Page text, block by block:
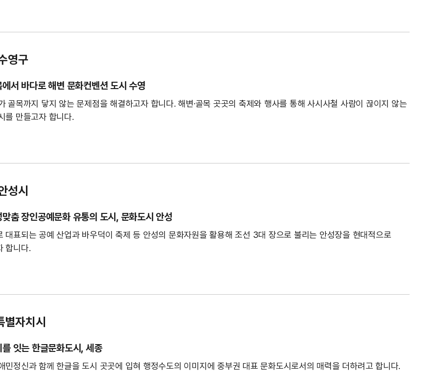
영구
에서 바다로 해변 문화컨벤션 도시 수영
골목까지 닿지 않는 문제점을 해결하고자 합니다. 해변·골목 곳곳의 축제와 행사를 통해 사시사철 사람이 끊이지 않는
를 만들고자 합니다.
성시
맞춤 장인공예문화 유통의 도시, 문화도시 안성
대표되는 공예 산업과 바우덕이 축제 등 안성의 문화자원을 활용해 조선 3대 장으로 불리는 안성장을 현대적으로
합니다.
별자치시
를 잇는 한글문화도시, 세종
민정신과 함께 한글을 도시 곳곳에 입혀 행정수도의 이미지에 중부권 대표 문화도시로서의 매력을 더하려고 합니다.